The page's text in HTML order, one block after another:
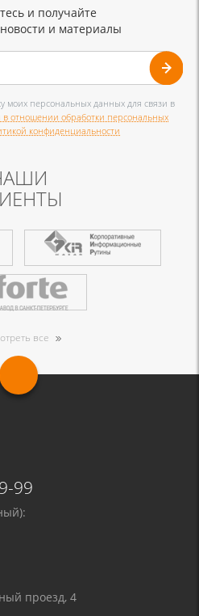
и получайте
и материалы
моих персональных данных для связи в
в отношении обработки персональных
конфиденциальности
все
99
проезд, 4